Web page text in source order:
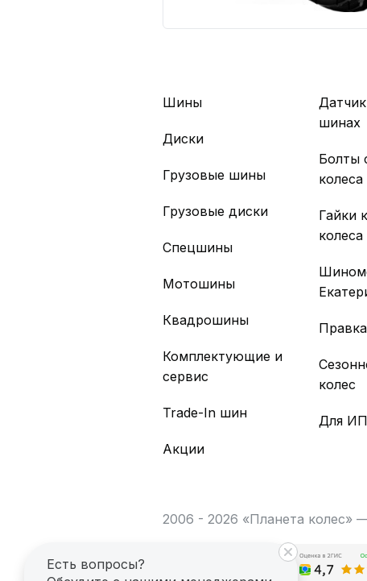
Шины
Диски
Грузовые шины
Грузовые диски
Спецшины
Мотошины
Квадрошины
Комплектующие и
сервис
Trade-In шин
Акции
шинах
Болты
колеса
Гайки
колеса
колес
Для
2006 - 2026 «Планета
Есть вопросы?